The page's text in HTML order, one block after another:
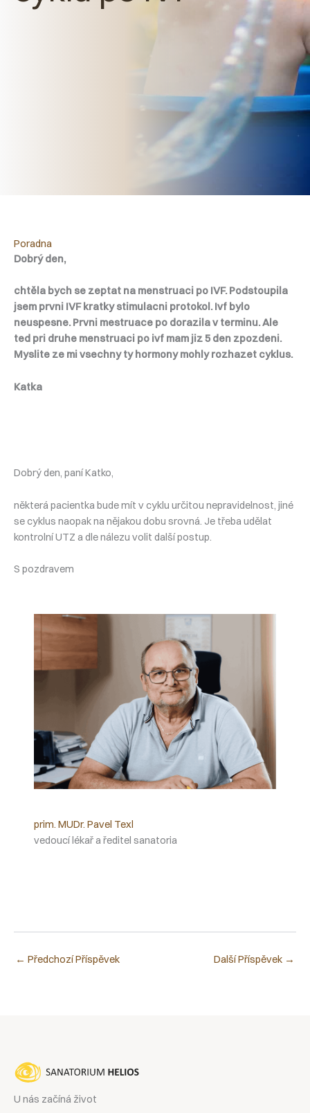
Poradna
Dobrý den,
chtěla bych se zeptat na menstruaci po IVF. Podstoupila
jsem prvni IVF kratky stimulacni protokol. Ivf bylo
neuspesne. Prvni mestruace po dorazila v terminu. Ale
ted pri druhe menstruaci po ivf mam jiz 5 den zpozdeni.
Myslite ze mi vsechny ty hormony mohly rozhazet cyklus.
Katka
Dobrý den, paní Katko,
některá pacientka bude mít v cyklu určitou nepravidelnost, jiné
se cyklus naopak na nějakou dobu srovná. Je třeba udělat
kontrolní UTZ a dle nálezu volit další postup.
S pozdravem
prim. MUDr. Pavel Texl
vedoucí lékař a ředitel sanatoria
← Předchozí Příspěvek Další Příspěvek →
U nás začíná život